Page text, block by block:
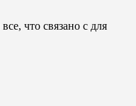
что связано с для